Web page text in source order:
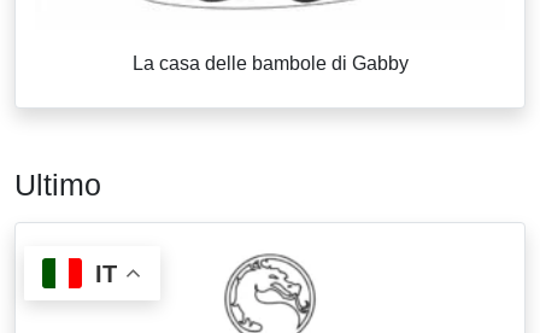
La casa delle bambole di Gabby
Ultimo
IT